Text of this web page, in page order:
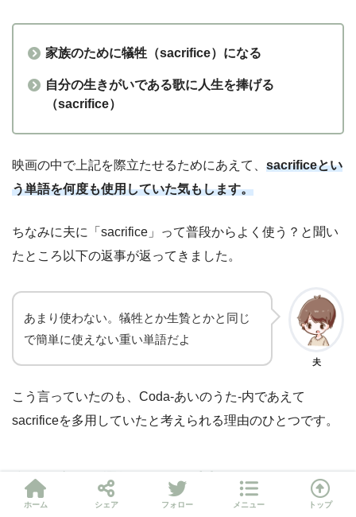
家族のために犠牲（sacrifice）になる
自分の生きがいである歌に人生を捧げる
（sacrifice）
映画の中で上記を際立たせるためにあえて、 sacrificeとい
う単語を何度も使用していた気もします。
ちなみに夫に「sacrifice」って普段からよく使う？と聞い
たところ以下の返事が返ってきました。
夫
あまり使わない。犠牲とか生贄とかと同じ
で簡単に使えない重い単語だよ
こう言っていたのも、Coda-あいのうた-内であえて
sacrificeを多用していたと考えられる理由のひとつです。
自分の意思で選択するのが大切
ホーム シェア フォロー メニュー トップ